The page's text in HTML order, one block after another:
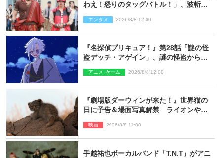
わえ！怒りのタッグバトル！」、波斬の
エンタメ 2026/8/8 12:00
『名探偵プリキュア！』第28話「謎の怪
盗デッチ・アゲイン」、謎の怪盗から不
アニメ･ゲーム 2026/8/8 12:00
『劇場版ダーウィンが来た！』世界猫の
日に予告＆場面写真解禁 ライオンやマ
映画 2026/8/8 11:00
手越祐也ボーカルバンド「T.N.T」がアニ